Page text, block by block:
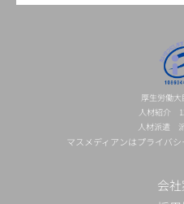
厚生労働
人材紹介
人材派遣
マスメディアンはプライバ
会